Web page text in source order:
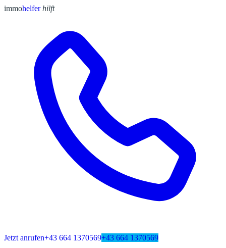
immohelfer hilft
Jetzt anrufen+43 664 1370569+43 664 1370569